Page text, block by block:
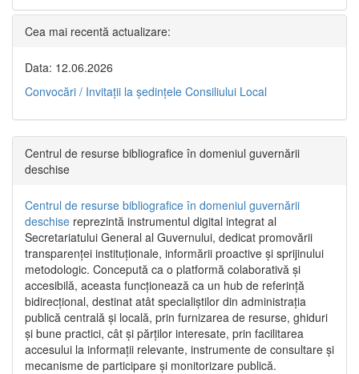
Cea mai recentă actualizare:
Data: 12.06.2026
Convocări / Invitaţii la şedinţele Consiliului Local
Centrul de resurse bibliografice în domeniul guvernării
deschise
Centrul de resurse bibliografice în domeniul guvernării
deschise reprezintă instrumentul digital integrat al
Secretariatului General al Guvernului, dedicat promovării
transparenței instituționale, informării proactive și sprijinului
metodologic. Concepută ca o platformă colaborativă și
accesibilă, aceasta funcționează ca un hub de referință
bidirecțional, destinat atât specialiștilor din administrația
publică centrală și locală, prin furnizarea de resurse, ghiduri
și bune practici, cât și părților interesate, prin facilitarea
accesului la informații relevante, instrumente de consultare și
mecanisme de participare și monitorizare publică.